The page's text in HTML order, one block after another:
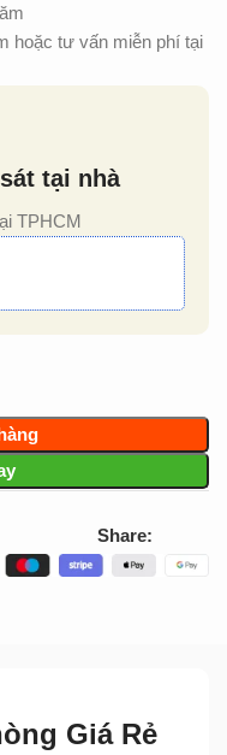
hoặc tư vấn miễn phí tại
tại nhà
TPHCM
Share:
Giá Rẻ